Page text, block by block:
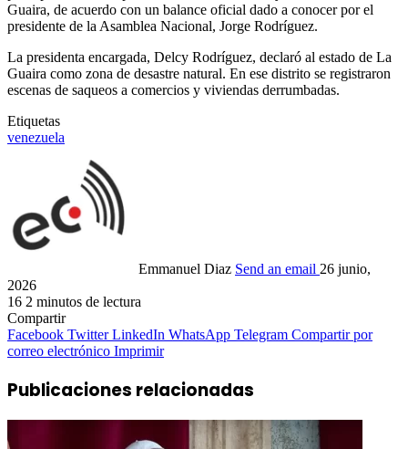
Guaira, de acuerdo con un balance oficial dado a conocer por el
presidente de la Asamblea Nacional, Jorge Rodríguez.
La presidenta encargada, Delcy Rodríguez, declaró al estado de La
Guaira como zona de desastre natural. En ese distrito se registraron
escenas de saqueos a comercios y viviendas derrumbadas.
Etiquetas
venezuela
Emmanuel Diaz Send an email 26 junio,
2026
16 2 minutos de lectura
Compartir
Facebook Twitter LinkedIn WhatsApp Telegram Compartir por
correo electrónico Imprimir
Publicaciones relacionadas